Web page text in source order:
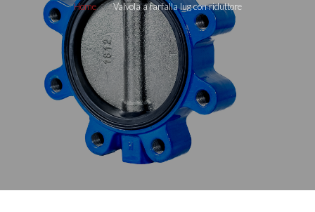
Home Valvola a farfalla lug con riduttore